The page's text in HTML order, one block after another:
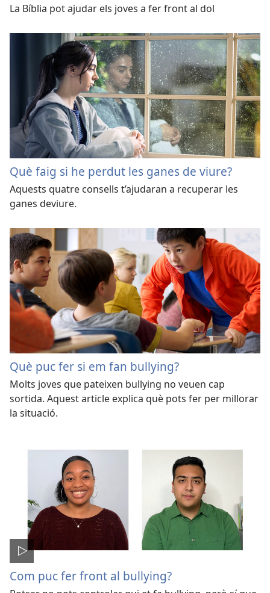
La Bíblia pot ajudar els joves a fer front al dol
Què faig si he perdut les ganes de viure?
Aquests quatre consells t’ajudaran a recuperar les
ganes deviure.
Què puc fer si em fan bullying?
Molts joves que pateixen bullying no veuen cap
sortida. Aquest article explica què pots fer per millorar
la situació.
Com puc fer front al bullying?